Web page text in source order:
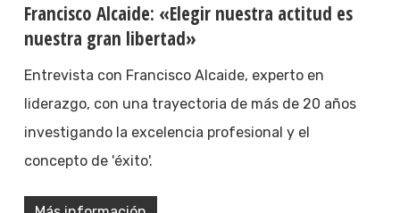
Francisco Alcaide: «Elegir nuestra actitud es
nuestra gran libertad»
Entrevista con Francisco Alcaide, experto en
liderazgo, con una trayectoria de más de 20 años
investigando la excelencia profesional y el
concepto de 'éxito'.